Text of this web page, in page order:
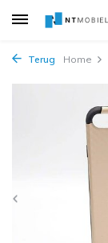
Terug Home